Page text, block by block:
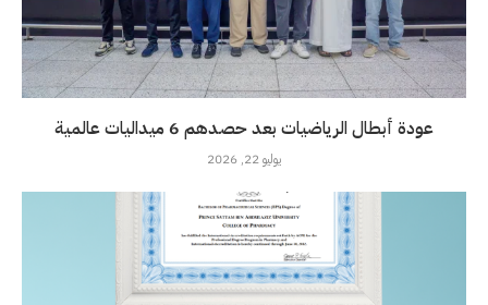
عودة أبطال الرياضيات بعد حصدهم 6 ميداليات عالمية
يوليو 22, 2026